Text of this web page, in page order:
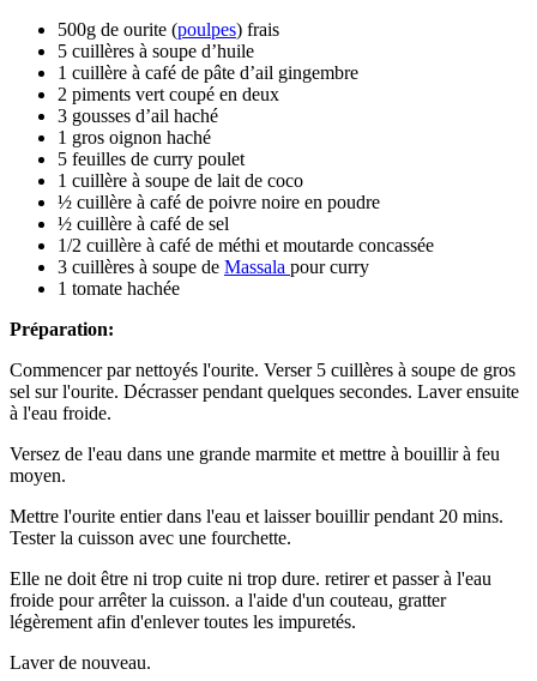
500g de ourite (poulpes) frais
5 cuillères à soupe d’huile
1 cuillère à café de pâte d’ail gingembre
2 piments vert coupé en deux
3 gousses d’ail haché
1 gros oignon haché
5 feuilles de curry poulet
1 cuillère à soupe de lait de coco
½ cuillère à café de poivre noire en poudre
½ cuillère à café de sel
1/2 cuillère à café de méthi et moutarde concassée
3 cuillères à soupe de Massala pour curry
1 tomate hachée
Préparation:
Commencer par nettoyés l'ourite. Verser 5 cuillères à soupe de gros
sel sur l'ourite. Décrasser pendant quelques secondes. Laver ensuite
à l'eau froide.
Versez de l'eau dans une grande marmite et mettre à bouillir à feu
moyen.
Mettre l'ourite entier dans l'eau et laisser bouillir pendant 20 mins.
Tester la cuisson avec une fourchette.
Elle ne doit être ni trop cuite ni trop dure. retirer et passer à l'eau
froide pour arrêter la cuisson. a l'aide d'un couteau, gratter
légèrement afin d'enlever toutes les impuretés.
Laver de nouveau.